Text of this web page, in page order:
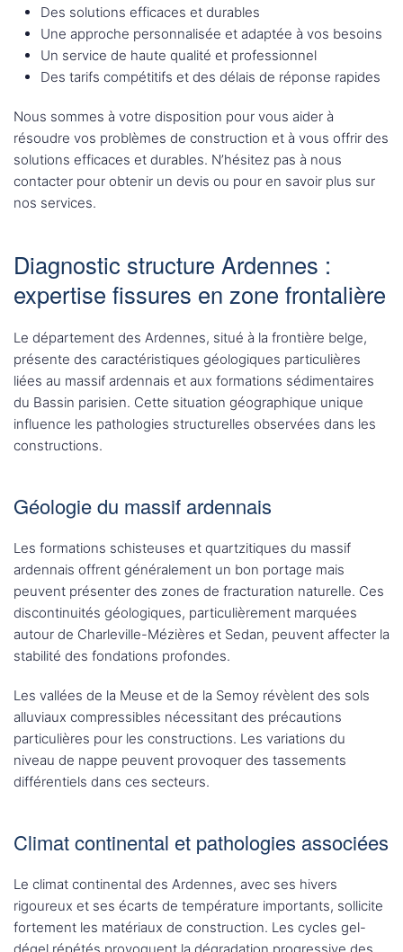
Des solutions efficaces et durables
Une approche personnalisée et adaptée à vos besoins
Un service de haute qualité et professionnel
Des tarifs compétitifs et des délais de réponse rapides
Nous sommes à votre disposition pour vous aider à
résoudre vos problèmes de construction et à vous offrir des
solutions efficaces et durables. N’hésitez pas à nous
contacter pour obtenir un devis ou pour en savoir plus sur
nos services.
Diagnostic structure Ardennes :
expertise fissures en zone frontalière
Le département des Ardennes, situé à la frontière belge,
présente des caractéristiques géologiques particulières
liées au massif ardennais et aux formations sédimentaires
du Bassin parisien. Cette situation géographique unique
influence les pathologies structurelles observées dans les
constructions.
Géologie du massif ardennais
Les formations schisteuses et quartzitiques du massif
ardennais offrent généralement un bon portage mais
peuvent présenter des zones de fracturation naturelle. Ces
discontinuités géologiques, particulièrement marquées
autour de Charleville-Mézières et Sedan, peuvent affecter la
stabilité des fondations profondes.
Les vallées de la Meuse et de la Semoy révèlent des sols
alluviaux compressibles nécessitant des précautions
particulières pour les constructions. Les variations du
niveau de nappe peuvent provoquer des tassements
différentiels dans ces secteurs.
Climat continental et pathologies associées
Le climat continental des Ardennes, avec ses hivers
rigoureux et ses écarts de température importants, sollicite
fortement les matériaux de construction. Les cycles gel-